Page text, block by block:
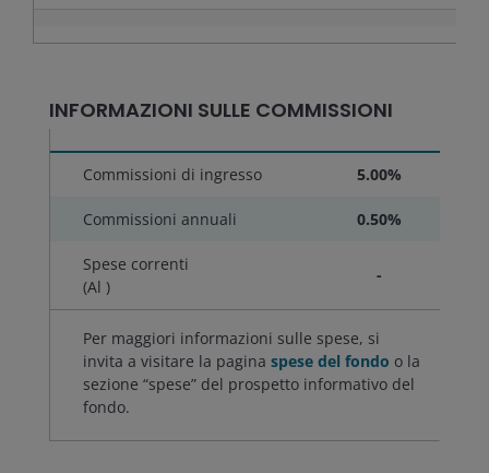
INFORMAZIONI SULLE COMMISSIONI
Commissioni di ingresso 5.00%
Commissioni annuali 0.50%
Spese correnti
(Al )
-
Per maggiori informazioni sulle spese, si
invita a visitare la pagina spese del fondo o la
sezione “spese” del prospetto informativo del
fondo.